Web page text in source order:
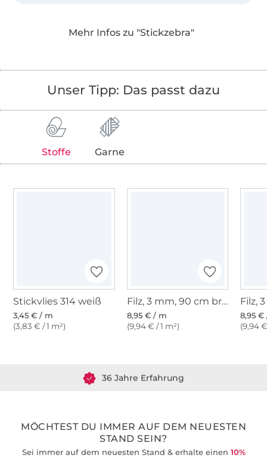
technischem Verständnis aufwändig von
worden. Jede Stickdatei wurde für dich von
meinen Stickfeen probegestickt, damit auch
jedes noch so kleine, feine Detail dein
Stickerinnen-Herz erfreuen kann.
Ganz besonderen Wert lege ich auf das
ich auch nach dem Kauf immer ein offenes
Mehr Infos zu "Stickzebra"
Unser Tipp: Das passt dazu
Stoffe Garne
Stickvlies 314 weiß
3,45 € / m
(3,83 € / 1 m²)
Filz, 3 mm, 90 cm breit, hellgrün
8,95 € / m
(9,94 € / 1 m²)
8,95 €
(9,94
Über 1.8 Millionen Meter Stoff versandfertig
36 Jahre Erfahrung
MÖCHTEST DU IMMER AUF DEM NEUESTEN
STAND SEIN?
Sei immer auf dem neuesten Stand & erhalte einen 10%